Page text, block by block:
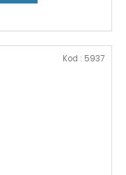
Kod : 5937